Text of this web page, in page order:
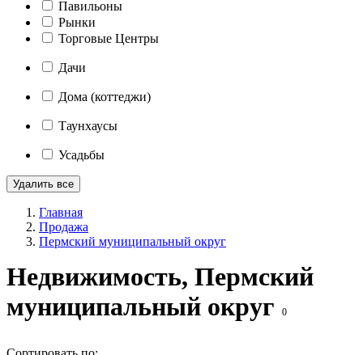
Павильоны
Рынки
Торговые Центры
Дачи
Дома (коттеджи)
Таунхаусы
Усадьбы
Удалить все
Главная
Продажа
Пермский муниципальный округ
Недвижимость, Пермский
муниципальный округ
0